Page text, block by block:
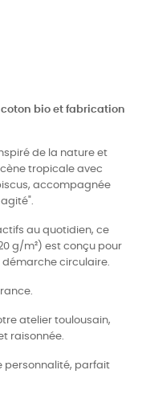
bio et fabrication
de la nature et
tropicale avec
accompagnée
au quotidien, ce
g/m²) est conçu pour
démarche circulaire.
atelier toulousain,
raisonnée.
personnalité, parfait